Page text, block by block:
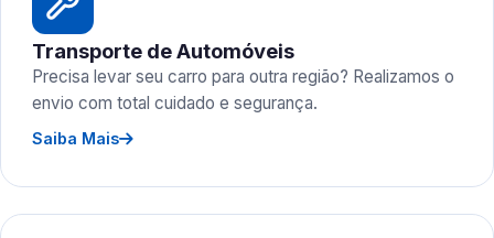
Transporte de Automóveis
Precisa levar seu carro para outra região? Realizamos o
envio com total cuidado e segurança.
Saiba Mais